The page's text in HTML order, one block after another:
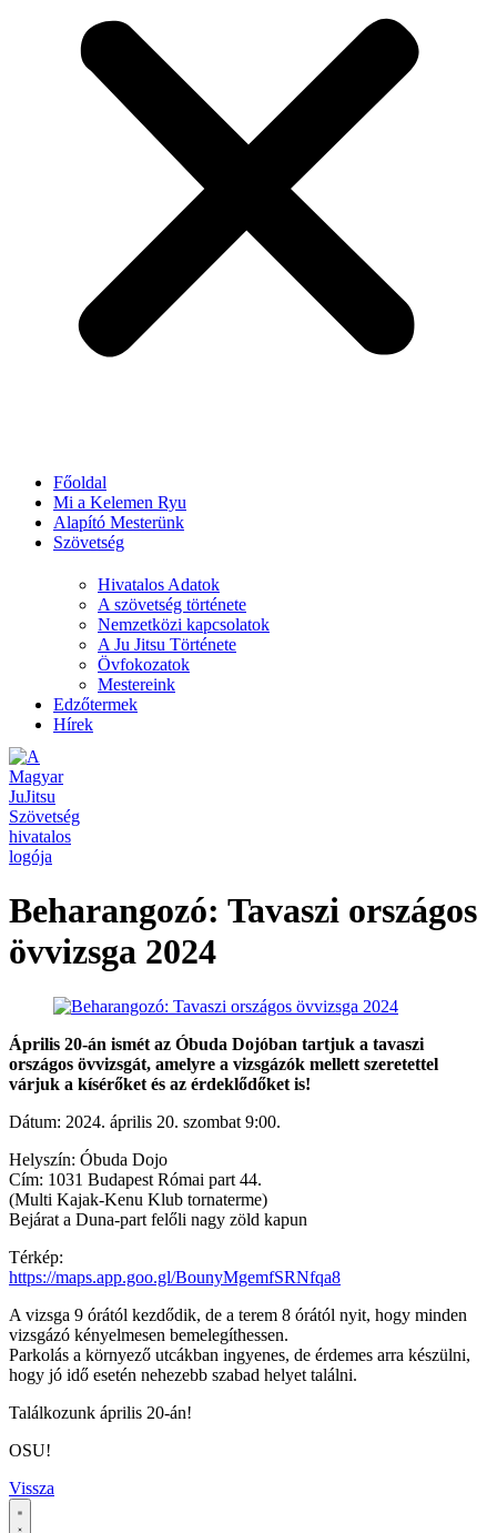
Főoldal
Mi a Kelemen Ryu
Alapító Mesterünk
Szövetség
Hivatalos Adatok
A szövetség története
Nemzetközi kapcsolatok
A Ju Jitsu Története
Övfokozatok
Mestereink
Edzőtermek
Hírek
Beharangozó: Tavaszi országos
övvizsga 2024
Április 20-án ismét az Óbuda Dojóban tartjuk a tavaszi
országos övvizsgát, amelyre a vizsgázók mellett szeretettel
várjuk a kísérőket és az érdeklődőket is!
Dátum: 2024. április 20. szombat 9:00.
Helyszín: Óbuda Dojo
Cím: 1031 Budapest Római part 44.
(Multi Kajak-Kenu Klub tornaterme)
Bejárat a Duna-part felőli nagy zöld kapun
Térkép:
https://maps.app.goo.gl/BounyMgemfSRNfqa8
A vizsga 9 órától kezdődik, de a terem 8 órától nyit, hogy minden
vizsgázó kényelmesen bemelegíthessen.
Parkolás a környező utcákban ingyenes, de érdemes arra készülni,
hogy jó idő esetén nehezebb szabad helyet találni.
Találkozunk április 20-án!
OSU!
Vissza